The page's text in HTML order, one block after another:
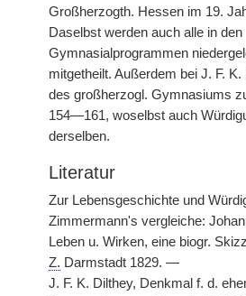
Großherzogth. Hessen im 19.
Daselbst werden auch alle in den
Gymnasialprogrammen
mitgetheilt. Außerdem bei J. F.
des großherzogl. Gymnasiums
154—161, woselbst auch
derselben.
Literatur
Zur Lebensgeschichte und
Zimmermann's vergleiche:
Leben u. Wirken, eine biogr.
Z. Darmstadt 1829. —
J. F. K. Dilthey, Denkmal f. d.